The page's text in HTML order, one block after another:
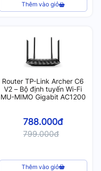
Thêm vào giỏ
Router TP-Link Archer C6
V2 – Bộ định tuyến Wi-Fi
MU-MIMO Gigabit AC1200
788.000đ
799.000đ
Thêm vào giỏ